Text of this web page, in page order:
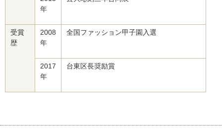
年
受賞
歴
2008
年
全国ファッション甲子園入選
2017
年
台東区長奨励賞